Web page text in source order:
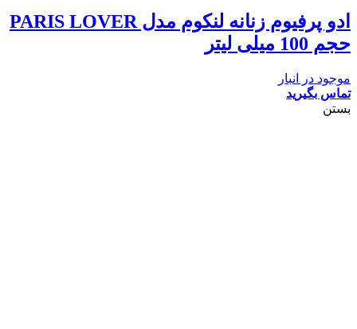
ادو پرفیوم زنانه لنکوم مدل PARIS LOVER
حجم 100 میلی لیتر
موجود در انبار
تماس بگیرید
بستن